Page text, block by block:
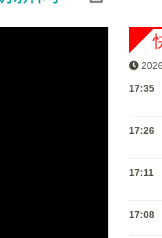
17:35
17:26
17:11
17:08